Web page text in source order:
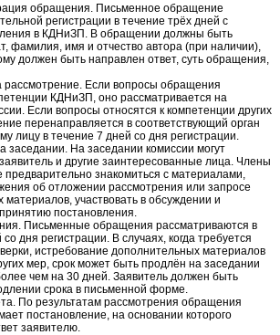
обращения. Письменное обращение
регистрации в течение трёх дней с
в КДНиЗП. В обращении должны быть
фамилия, имя и отчество автора (при наличии),
должен быть направлен ответ, суть обращения,
рассмотрение. Если вопросы обращения
КДНиЗП, оно рассматривается на
Если вопросы относятся к компетенции других
перенаправляется в соответствующий орган
лицу в течение 7 дней со дня регистрации.
заседании. На заседании комиссии могут
и другие заинтересованные лица. Члены
предварительно знакомиться с материалами,
об отложении рассмотрения или запросе
участвовать в обсуждении и
постановления.
Письменные обращения рассматриваются в
дня регистрации. В случаях, когда требуется
истребование дополнительных материалов
мер, срок может быть продлён на заседании
чем на 30 дней. Заявитель должен быть
срока в письменной форме.
По результатам рассмотрения обращения
постановление, на основании которого
заявителю.